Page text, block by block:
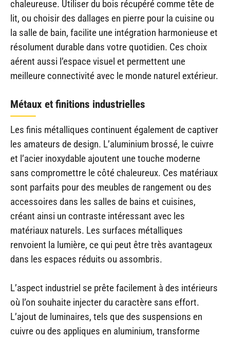
chaleureuse. Utiliser du bois récupéré comme tête de
lit, ou choisir des dallages en pierre pour la cuisine ou
la salle de bain, facilite une intégration harmonieuse et
résolument durable dans votre quotidien. Ces choix
aérent aussi l’espace visuel et permettent une
meilleure connectivité avec le monde naturel extérieur.
Métaux et finitions industrielles
Les finis métalliques continuent également de captiver
les amateurs de design. L’aluminium brossé, le cuivre
et l’acier inoxydable ajoutent une touche moderne
sans compromettre le côté chaleureux. Ces matériaux
sont parfaits pour des meubles de rangement ou des
accessoires dans les salles de bains et cuisines,
créant ainsi un contraste intéressant avec les
matériaux naturels. Les surfaces métalliques
renvoient la lumière, ce qui peut être très avantageux
dans les espaces réduits ou assombris.
L’aspect industriel se prête facilement à des intérieurs
où l’on souhaite injecter du caractère sans effort.
L’ajout de luminaires, tels que des suspensions en
cuivre ou des appliques en aluminium, transforme